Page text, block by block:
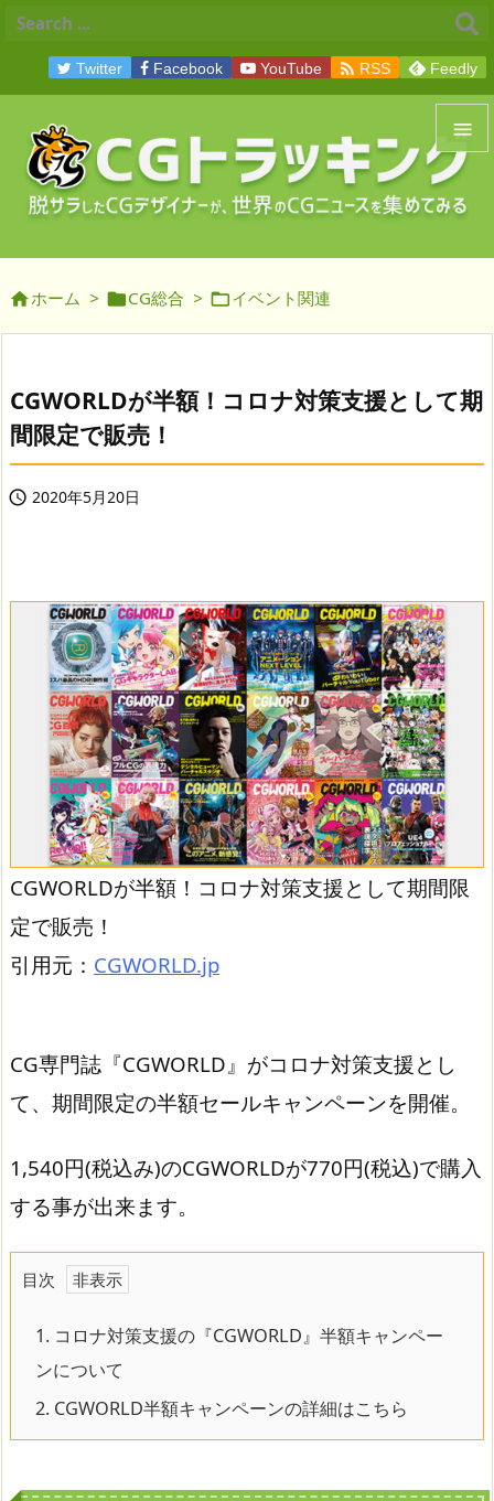


メニュ
前へ
次へ
Twitter Facebook YouTube  RSS Feedly
ホーム > CG総合 > イベント関連
CGWORLDが半額！コロナ対策支援として期
間限定で販売！
 2020年5月20日
CGWORLDが半額！コロナ対策支援として期間限
定で販売！
引用元： CGWORLD.jp
CG専門誌『CGWORLD』がコロナ対策支援とし
て、期間限定の半額セールキャンペーンを開催。
1,540円(税込み)のCGWORLDが770円(税込)で購入
する事が出来ます。
目次
1. コロナ対策支援の『CGWORLD』半額キャンペー
ンについて
2. CGWORLD半額キャンペーンの詳細はこちら